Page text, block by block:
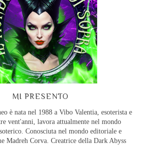
MI PRESENTO
è nata nel 1988 a Vibo Valentia, esoterista e
vent'anni, lavora attualmente nel mondo
Conosciuta nel mondo editoriale e
Madreh Corva. Creatrice della Dark Abyss